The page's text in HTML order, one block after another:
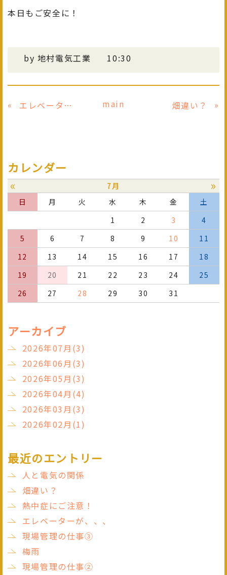
本日もご安全に！
by 地村電気工業 10:30
« エレベーターが、、、 main 畑違い？ »
カレンダー
«
7月 »
日 月 火 水 木 金
土
1
2 3
4
5
6 7 8 9 10
11
12
13 14 15 16 17
18
19
20 21 22 23 24
25
26
27 28 29 30 31
アーカイブ
2026年07月(3)
2026年06月(3)
2026年05月(3)
2026年04月(4)
2026年03月(3)
2026年02月(1)
最近のエントリー
人と電気の関係
畑違い？
熱中症にご注意！
エレベーターが、、、
現場管理の仕事③
梅雨
現場管理の仕事②